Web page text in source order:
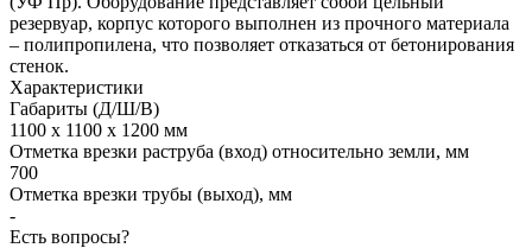
резервуар, корпус которого выполнен из прочного материала
– полипропилена, что позволяет отказаться от бетонирования
стенок.
Характеристики
Габариты (Д/Ш/В)
1100 x 1100 x 1200 мм
Отметка врезки раструба (вход) относительно земли, мм
700
Отметка врезки трубы (выход), мм
-
Есть вопросы?